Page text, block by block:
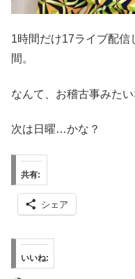
1時間だけ17ライブ配
間。
なんて、お稽古事みた
次は日曜…かな？
共有:
シェア
いいね: